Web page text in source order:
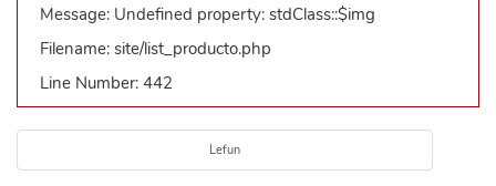
Message: Undefined property: stdClass::$img
Filename: site/list_producto.php
Line Number: 442
Lefun